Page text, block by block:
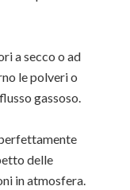
a secco o ad
le polveri o
gassoso.
delle
in atmosfera.